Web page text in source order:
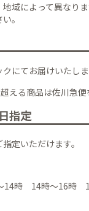
域によって異なり
。
にてお届けいたしま
える商品は佐川急便
指定
定いただけます。
14時 14時～16時